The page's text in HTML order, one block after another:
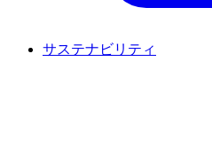
サステナビリティ